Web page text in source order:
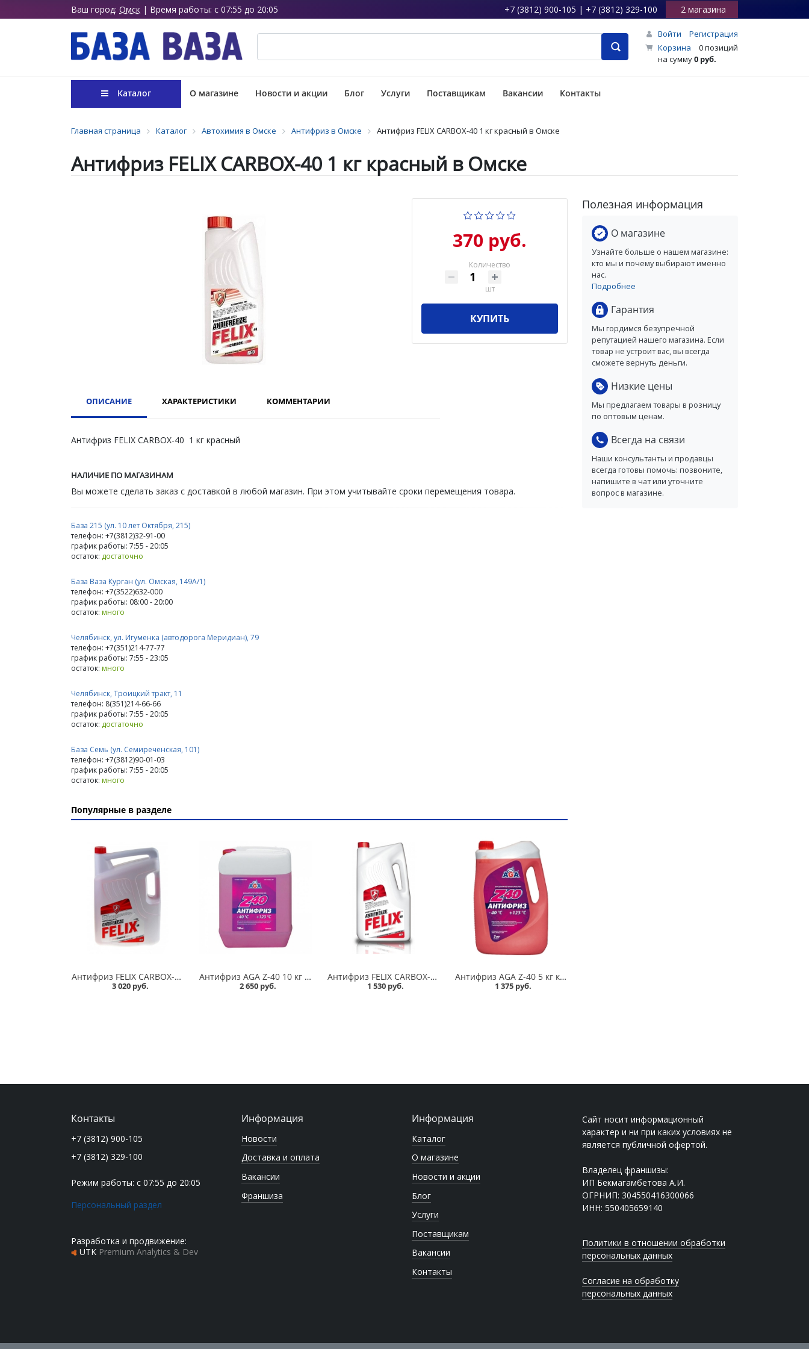
Ваш город: Омск | Время работы: с 07:55 до 20:05 +7 (3812) 900-105 | +7 (3812) 329-100 2 магазина
Войти
Регистрация
Корзина
0 позиций
на сумму0 руб.
Каталог О магазине Новости и акции Блог Услуги Поставщикам Вакансии Контакты
Главная страница Каталог Автохимия в Омске Антифриз в Омске Антифриз FELIX CARBOX-40 1 кг красный в Омске
Антифриз FELIX CARBOX-40 1 кг красный в Омске
370 руб.
Количество
шт
КУПИТЬ
ОПИСАНИЕ ХАРАКТЕРИСТИКИ КОММЕНТАРИИ
Антифриз FELIX CARBOX-40 1 кг красный
НАЛИЧИЕ ПО МАГАЗИНАМ
Вы можете сделать заказ с доставкой в любой магазин. При этом учитывайте сроки перемещения товара.
База 215 (ул. 10 лет Октября, 215)
телефон: +7(3812)32-91-00
график работы: 7:55 - 20:05
остаток: достаточно
База Ваза Курган (ул. Омская, 149А/1)
телефон: +7(3522)632-000
график работы: 08:00 - 20:00
остаток: много
Челябинск, ул. Игуменка (автодорога Меридиан), 79
телефон: +7(351)214-77-77
график работы: 7:55 - 23:05
остаток: много
Челябинск, Троицкий тракт, 11
телефон: 8(351)214-66-66
график работы: 7:55 - 20:05
остаток: достаточно
База Семь (ул. Семиреченская, 101)
телефон: +7(3812)90-01-03
график работы: 7:55 - 20:05
остаток: много
Популярные в разделе
Антифриз FELIX CARBOX-40 10 кг красный в Омске
3 020 руб.
Антифриз AGA Z-40 10 кг красный в Омске
2 650 руб.
Антифриз FELIX CARBOX-40 5 кг красный в Омске
1 530 руб.
Антифриз AGA Z-40 5 кг красный в Омске
1 375 руб.
Полезная информация
О магазине
Узнайте больше о нашем магазине:
кто мы и почему выбирают именно
нас.
Подробнее
Гарантия
Мы гордимся безупречной
репутацией нашего магазина. Если
товар не устроит вас, вы всегда
сможете вернуть деньги.
Низкие цены
Мы предлагаем товары в розницу
по оптовым ценам.
Всегда на связи
Наши консультанты и продавцы
всегда готовы помочь: позвоните,
напишите в чат или уточните
вопрос в магазине.
Информация
Новости
Доставка и оплата
Вакансии
Франшиза
Информация
Каталог
О магазине
Новости и акции
Блог
Услуги
Поставщикам
Вакансии
Контакты
Сайт носит информационный
характер и ни при каких условиях не
является публичной офертой.
Владелец франшизы:
ИП Бекмагамбетова А.И.
ОГРНИП: 304550416300066
ИНН: 550405659140
Политики в отношении обработки
персональных данных
Согласие на обработку
персональных данных
Контакты
+7 (3812) 900-105
+7 (3812) 329-100
Режим работы: с 07:55 до 20:05
Персональный раздел
Разработка и продвижение:
UTK Premium Analytics & Dev